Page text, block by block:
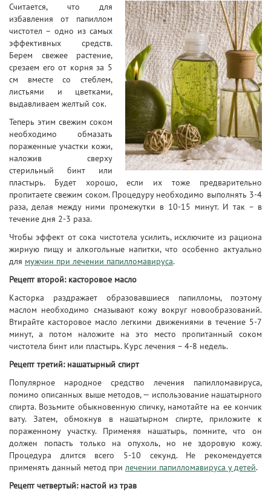
Считается, что для
избавления от папиллом
чистотел – одно из самых
эффективных средств.
Берем свежее растение,
срезаем его от корня за 5
см вместе со стеблем,
листьями и цветками,
выдавливаем желтый сок.
Теперь этим свежим соком
необходимо обмазать
пораженные участки кожи,
наложив сверху
стерильный бинт или
пластырь. Будет хорошо, если их тоже предварительно
пропитаете свежим соком. Процедуру необходимо выполнять 3-4
раза, делая между ними промежутки в 10-15 минут. И так – в
течение дня 2-3 раза.
Чтобы эффект от сока чистотела усилить, исключите из рациона
жирную пищу и алкогольные напитки, что особенно актуально
для мужчин при лечении папилломавируса.
Рецепт второй: касторовое масло
Касторка раздражает образовавшиеся папилломы, поэтому
маслом необходимо смазывают кожу вокруг новообразований.
Втирайте касторовое масло легкими движениями в течение 5-7
минут, а потом наложите на это место пропитанный соком
чистотела бинт или пластырь. Курс лечения – 4-8 недель.
Рецепт третий: нашатырный спирт
Популярное народное средство лечения папилломавируса,
помимо описанных выше методов, — использование нашатырного
спирта. Возьмите обыкновенную спичку, намотайте на ее кончик
вату. Затем, обмокнув в нашатырном спирте, приложите к
пораженному участку. Применяя нашатырь, помните, что он
должен попасть только на опухоль, но не здоровую кожу.
Процедура длится всего 5-10 секунд. Не рекомендуется
применять данный метод при лечении папилломавируса у детей.
Рецепт четвертый: настой из трав